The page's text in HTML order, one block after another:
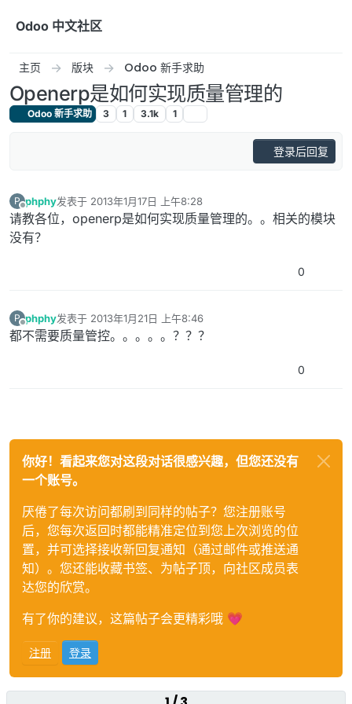
Odoo 中文社区
主页 版块 Odoo 新手求助
Openerp是如何实现质量管理的
Odoo 新手求助 3 1 3.1k 1
登录后回复
P
离线
phphy发表于 2013年1月17日 上午8:28
最后由 编辑
请教各位，openerp是如何实现质量管理的。。相关的模块
没有？
0
P
离线
phphy发表于 2013年1月21日 上午8:46
最后由 编辑
都不需要质量管控。。。。。？？？
0
你好！看起来您对这段对话很感兴趣，但您还没有
一个账号。
厌倦了每次访问都刷到同样的帖子？您注册账号
后，您每次返回时都能精准定位到您上次浏览的位
置，并可选择接收新回复通知（通过邮件或推送通
知）。您还能收藏书签、为帖子顶，向社区成员表
达您的欣赏。
有了你的建议，这篇帖子会更精彩哦 💗
注册 登录